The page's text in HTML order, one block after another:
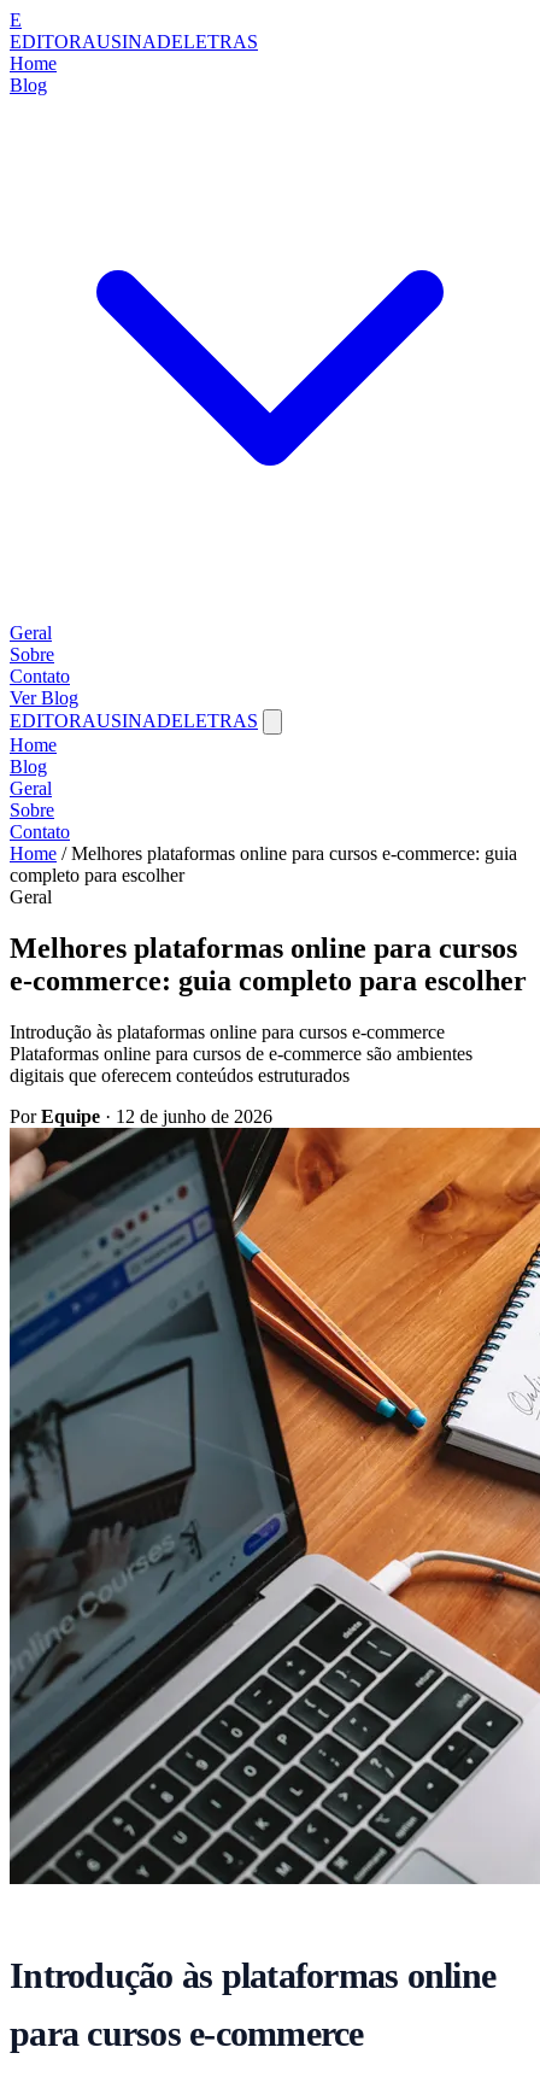
E
EDITORAUSINADELETRAS
Home
Blog
Geral
Sobre
Contato
Ver Blog
EDITORAUSINADELETRAS
Home
Blog
Geral
Sobre
Contato
Home / Melhores plataformas online para cursos e-commerce: guia
completo para escolher
Geral
Melhores plataformas online para cursos
e-commerce: guia completo para escolher
Introdução às plataformas online para cursos e-commerce
Plataformas online para cursos de e-commerce são ambientes
digitais que oferecem conteúdos estruturados
PorEquipe · 12 de junho de 2026
Introdução às plataformas online
para cursos e-commerce